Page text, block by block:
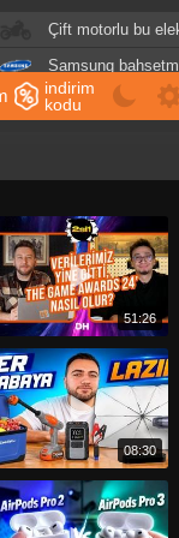
indirim
kodu
51:26
08:30